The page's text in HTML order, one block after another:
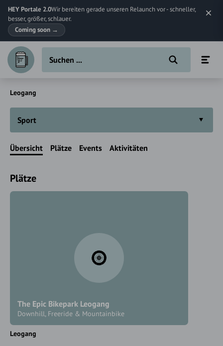
HEY Portale 2.0Wir bereiten gerade unseren Relaunch vor - schneller,
besser, größer, schlauer.
Coming soon →
Leogang
Sport
Übersicht Plätze Events Aktivitäten
Plätze
The Epic Bikepark Leogang
Downhill, Freeride & Mountainbike
Leogang